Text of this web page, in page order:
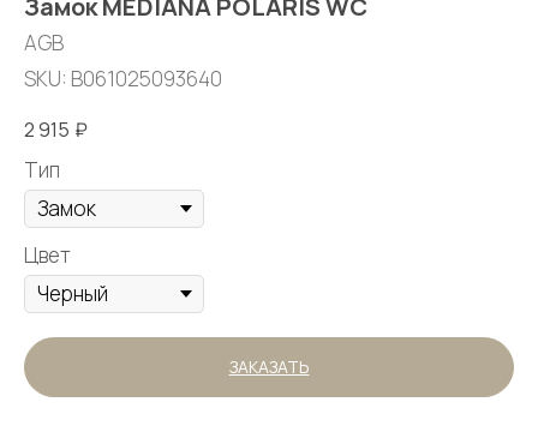
Замок MEDIANA POLARIS WC
AGB
SKU: B061025093640
2 915 ₽
Тип
Цвет
ЗАКАЗАТЬ